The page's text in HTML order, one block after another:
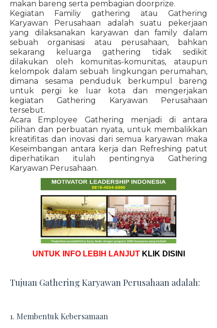
makan bareng serta pembagian doorprize.
Kegiatan Familiy gathering atau Gathering
Karyawan Perusahaan adalah suatu pekerjaan
yang dilaksanakan karyawan dan family dalam
sebuah organisasi atau perusahaan, bahkan
sekarang keluarga gathering tidak sedikit
dilakukan oleh komunitas-komunitas, ataupun
kelompok dalam sebuah lingkungan perumahan,
dimana sesama penduduk berkumpul bareng
untuk pergi ke luar kota dan mengerjakan
kegiatan Gathering Karyawan Perusahaan
tersebut.
Acara Employee Gathering menjadi di antara
pilihan dan perbuatan nyata, untuk membalikkan
kreatifitas dan inovasi dari semua karyawan maka
Keseimbangan antara kerja dan Refreshing patut
diperhatikan itulah pentingnya Gathering
Karyawan Perusahaan.
UNTUK INFO LEBIH LANJUT KLIK DISINI
Tujuan Gathering Karyawan Perusahaan adalah:
1. Membentuk Kebersamaan